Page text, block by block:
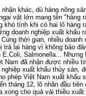
nhận khác, dù hàng nông
vật lớn mang tên "hàng
khó tính khi có hai lô hàng
doanh nghiệp xuất khẩu
thời gian, nhiều
trả lại hàng vì không bảo
Salmonella...
Nam đã nhận được nhiều
nghiệp xuất khẩu thủy sản,
phép Việt Nam xuất
tháng 12, lô nhãn đầu
xong cho quả vải thiều xuất